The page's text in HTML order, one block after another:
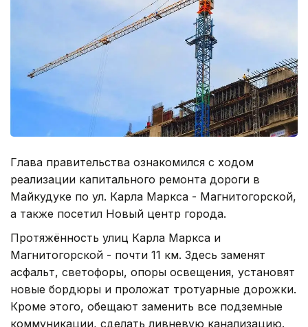
Глава правительства ознакомился с ходом
реализации капитального ремонта дороги в
Майкудуке по ул. Карла Маркса - Магнитогорской,
а также посетил Новый центр города.
Протяжённость улиц Карла Маркса и
Магнитогорской - почти 11 км. Здесь заменят
асфальт, светофоры, опоры освещения, установят
новые бордюры и проложат тротуарные дорожки.
Кроме этого, обещают заменить все подземные
коммуникации, сделать ливневую канализацию.